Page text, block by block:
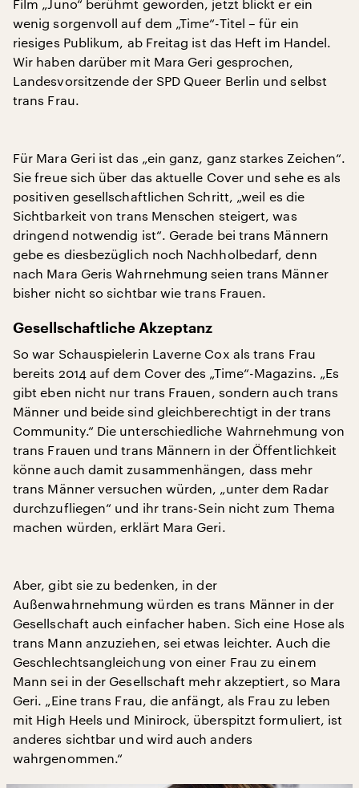
Film „Juno“ berühmt geworden, jetzt blickt er ein
wenig sorgenvoll auf dem „Time“-Titel – für ein
riesiges Publikum, ab Freitag ist das Heft im Handel.
Wir haben darüber mit Mara Geri gesprochen,
Landesvorsitzende der SPD Queer Berlin und selbst
trans Frau.
Für Mara Geri ist das „ein ganz, ganz starkes Zeichen“.
Sie freue sich über das aktuelle Cover und sehe es als
positiven gesellschaftlichen Schritt, „weil es die
Sichtbarkeit von trans Menschen steigert, was
dringend notwendig ist“. Gerade bei trans Männern
gebe es diesbezüglich noch Nachholbedarf, denn
nach Mara Geris Wahrnehmung seien trans Männer
bisher nicht so sichtbar wie trans Frauen.
Gesellschaftliche Akzeptanz
So war Schauspielerin Laverne Cox als trans Frau
bereits 2014 auf dem Cover des „Time“-Magazins. „Es
gibt eben nicht nur trans Frauen, sondern auch trans
Männer und beide sind gleichberechtigt in der trans
Community.“ Die unterschiedliche Wahrnehmung von
trans Frauen und trans Männern in der Öffentlichkeit
könne auch damit zusammenhängen, dass mehr
trans Männer versuchen würden, „unter dem Radar
durchzufliegen“ und ihr trans-Sein nicht zum Thema
machen würden, erklärt Mara Geri.
Aber, gibt sie zu bedenken, in der
Außenwahrnehmung würden es trans Männer in der
Gesellschaft auch einfacher haben. Sich eine Hose als
trans Mann anzuziehen, sei etwas leichter. Auch die
Geschlechtsangleichung von einer Frau zu einem
Mann sei in der Gesellschaft mehr akzeptiert, so Mara
Geri. „Eine trans Frau, die anfängt, als Frau zu leben
mit High Heels und Minirock, überspitzt formuliert, ist
anderes sichtbar und wird auch anders
wahrgenommen.“